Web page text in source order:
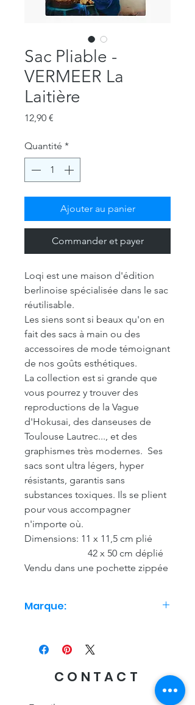
Sac Pliable -
VERMEER La
Laitière
12,90 €
Quantité *
Ajouter au panier
Commander et payer
Loqi est une maison d'édition
berlinoise spécialisée dans le sac
réutilisable.
Les siens sont si beaux qu'on en
fait des sacs à main ou des
accessoires de mode témoignant
de nos goûts esthétiques.
La collection est si grande que
vous pourrez y trouver des
reproductions de la Vague
d'Hokusai, des danseuses de
Toulouse Lautrec..., et des
graphismes très modernes. Ses
sacs sont ultra légers, hyper
résistants, garantis sans
substances toxiques. Ils se plient
pour vous accompagner
n'importe où.
Dimensions: 11 x 11,5 cm plié
42 x 50 cm déplié
Vendu dans une pochette zippée
Marque:
CONTACT